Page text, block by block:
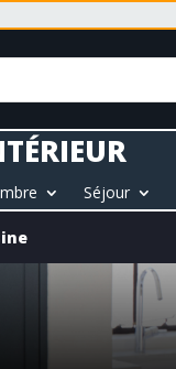
Séjour